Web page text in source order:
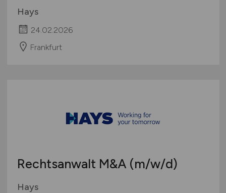
Hays
24.02.2026
Frankfurt
Rechtsanwalt M&A (m/w/d)
Hays